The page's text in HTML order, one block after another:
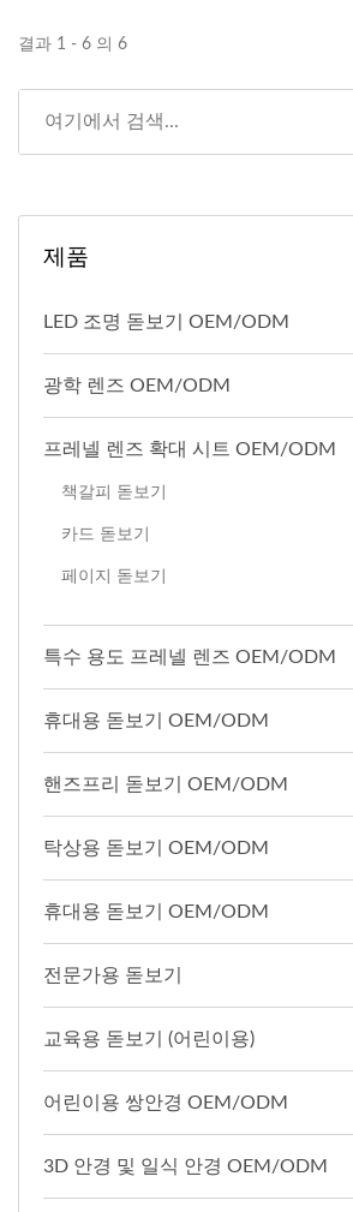
결과 1 - 6 의 6
제품
LED 조명 돋보기 OEM/ODM
광학 렌즈 OEM/ODM
프레넬 렌즈 확대 시트 OEM/ODM
책갈피 돋보기
카드 돋보기
페이지 돋보기
특수 용도 프레넬 렌즈 OEM/ODM
휴대용 돋보기 OEM/ODM
핸즈프리 돋보기 OEM/ODM
탁상용 돋보기 OEM/ODM
휴대용 돋보기 OEM/ODM
전문가용 돋보기
교육용 돋보기 (어린이용)
어린이용 쌍안경 OEM/ODM
3D 안경 및 일식 안경 OEM/ODM